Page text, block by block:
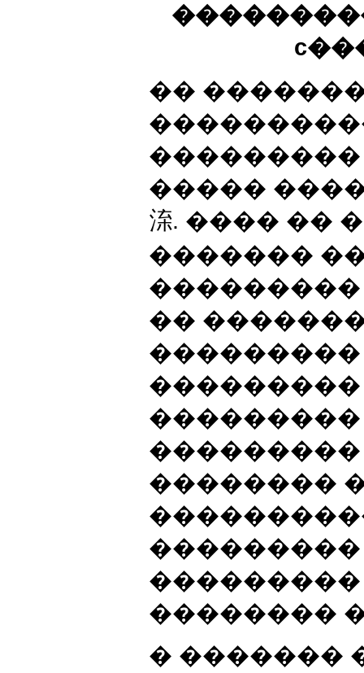
��
�����
㳿. ���� ��
�������
��
���������
���������
��������
��������
� �������